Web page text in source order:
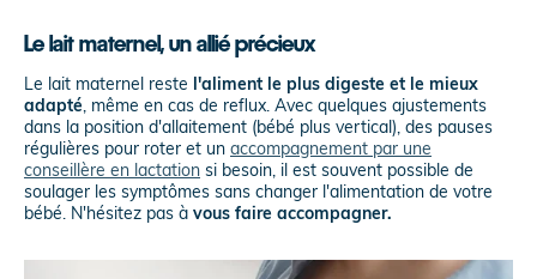
Le lait maternel, un allié précieux
Le lait maternel reste l'aliment le plus digeste et le mieux
adapté, même en cas de reflux. Avec quelques ajustements
dans la position d'allaitement (bébé plus vertical), des pauses
régulières pour roter et un accompagnement par une
conseillère en lactation si besoin, il est souvent possible de
soulager les symptômes sans changer l'alimentation de votre
bébé. N'hésitez pas à vous faire accompagner.